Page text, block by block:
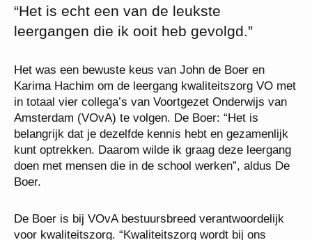
“Het is echt een van de leukste
leergangen die ik ooit heb gevolgd.”
Het was een bewuste keus van John de Boer en
Karima Hachim om de leergang kwaliteitszorg VO met
in totaal vier collega’s van Voortgezet Onderwijs van
Amsterdam (VOvA) te volgen. De Boer: “Het is
belangrijk dat je dezelfde kennis hebt en gezamenlijk
kunt optrekken. Daarom wilde ik graag deze leergang
doen met mensen die in de school werken”, aldus De
Boer.
De Boer is bij VOvA bestuursbreed verantwoordelijk
voor kwaliteitszorg. “Kwaliteitszorg wordt bij ons